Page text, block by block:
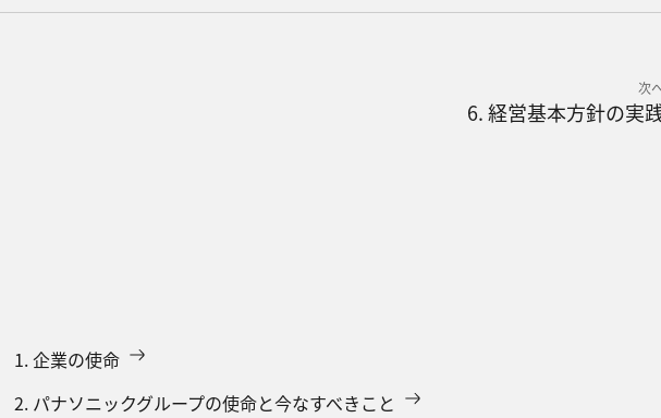
次
6. 経営基本方針の実
1. 企業の使命
2. パナソニックグループの使命と今なすべきこと